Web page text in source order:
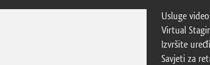
Usluge
Virtual
Izvršite
Savjeti za